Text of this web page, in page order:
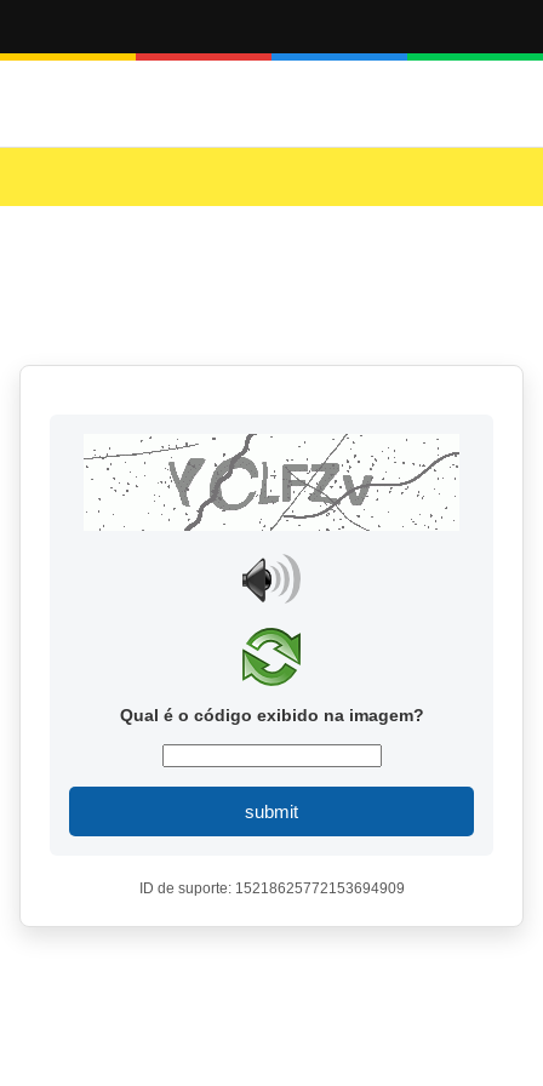
Qual é o código exibido na imagem?
submit
ID de suporte: 15218625772153694909